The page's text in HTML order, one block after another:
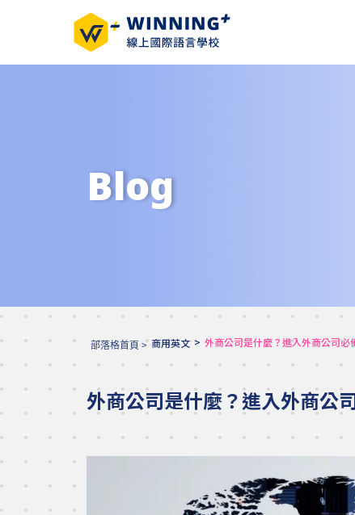
Blog
部落格首頁 > 商用英文 > 外商公司是什麼？進入外商公司必
外商公司是什麼？進入外商公